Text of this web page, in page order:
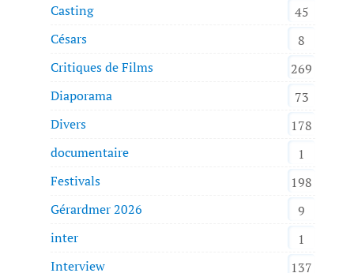
Casting
45
Césars
8
Critiques de Films
269
Diaporama
73
Divers
178
documentaire
1
Festivals
198
Gérardmer 2026
9
inter
1
Interview
137